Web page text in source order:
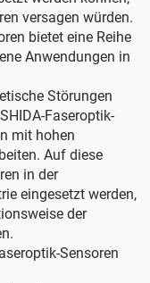
versagen würden.
bietet eine Reihe
Anwendungen in
Störungen
Faseroptik-
mit hohen
Auf diese
in der
eingesetzt werden,
der
Sensoren